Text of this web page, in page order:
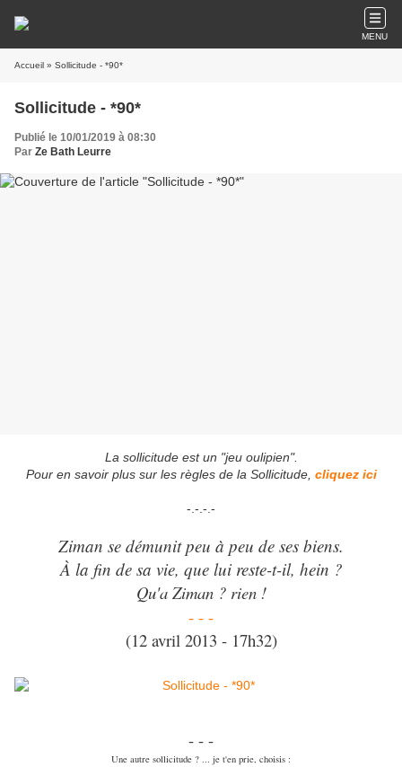
MENU
Accueil » Sollicitude - *90*
Sollicitude - *90*
Publié le 10/01/2019 à 08:30
Par Ze Bath Leurre
La sollicitude est un "jeu oulipien".
Pour en savoir plus sur les règles de la Sollicitude, cliquez ici
-.-.-.-
Ziman se démunit peu à peu de ses biens.
À la fin de sa vie, que lui reste-t-il, hein ?
Qu'a Ziman ? rien !
- - -
(12 avril 2013 - 17h32)
- - -
Une autre sollicitude ? ... je t'en prie, choisis :